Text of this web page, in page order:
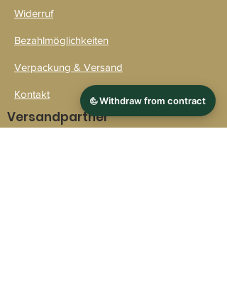
Widerruf
Bezahlmöglichkeiten
Verpackung & Versand
Kontakt
Versandpartner